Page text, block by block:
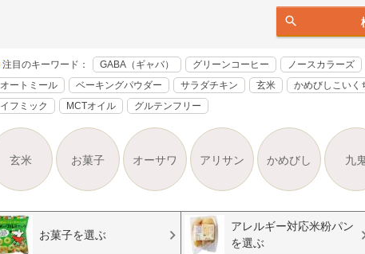
注目のキーワード： GABA（ギャバ） グリーンコーヒー ノースカラーズ
オートミール
ベーキングパウダー サラダチキン 玄米 かめびしこいく
イフミック
MCTオイル グルテンフリー
玄米 お菓子 オーサワ アリサン かめびし 九
お菓子を選ぶ
アレルギー対応米粉パン
を選ぶ